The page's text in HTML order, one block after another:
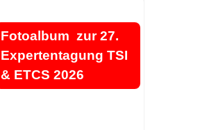
Fotoalbum zur 27.
Expertentagung TSI
& ETCS 2026